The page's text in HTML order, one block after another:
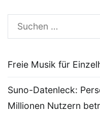
Suchen
nach:
Freie Musik für
Suno-Datenleck:
Millionen Nutzern